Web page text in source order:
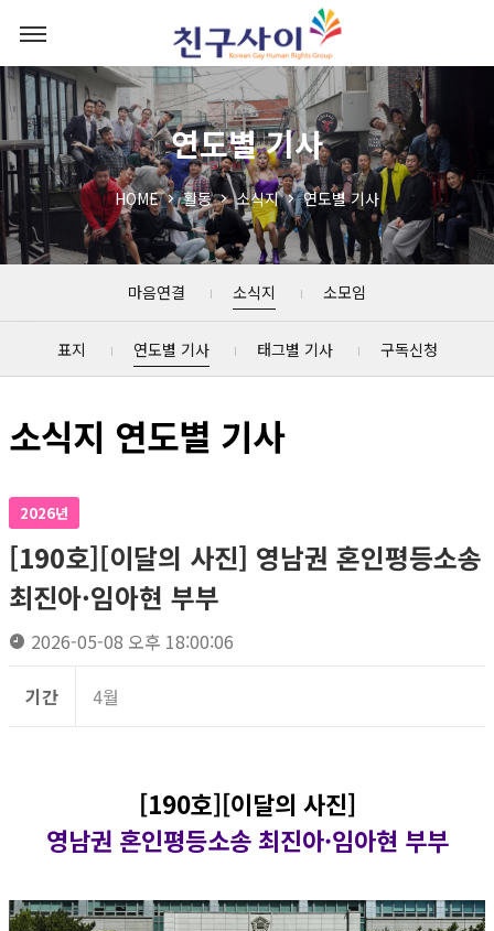
연도별 기사
HOME 활동 소식지 연도별 기사
마음연결 소식지 소모임
표지 연도별 기사 태그별 기사 구독신청
소식지 연도별 기사
2026년
[190호][이달의 사진] 영남권 혼인평등소송
최진아·임아현 부부
2026-05-08 오후 18:00:06
기간 4월
[190호][이달의 사진]
영남권 혼인평등소송 최진아·임아현 부부